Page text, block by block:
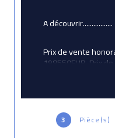
3 Pièce(s)
A découvrir.................
Prix de vente
198550EUR. Prix
charge acquéreur.
commercial
sous le numéro